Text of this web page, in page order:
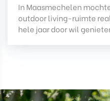
In Maasmechelen
outdoor living-ruimte
hele jaar door wil